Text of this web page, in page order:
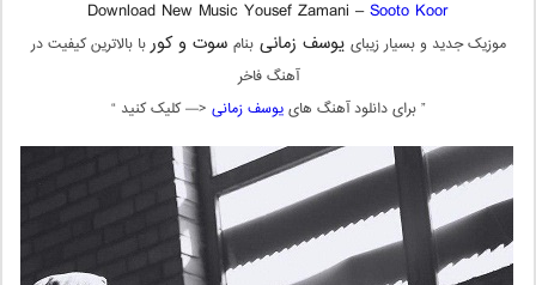
Download New Music Yousef Zamani –Sooto Koor
موزیک جدید و بسیار زیبای یوسف زمانیبنام سوت و کوربا بالاترین کیفیت در
آهنگ فاخر
” برای دانلود آهنگ هاییوسف زمانی <— کلیک کنید “